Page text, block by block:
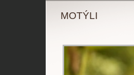
MOTÝLI